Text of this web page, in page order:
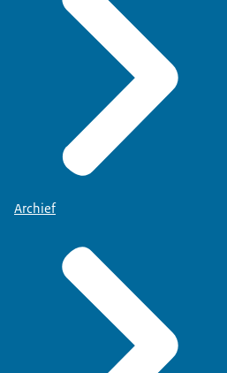
Archief